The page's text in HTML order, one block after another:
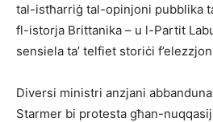
tal-istħarriġ tal-opinjoni pubblika
fl-istorja Brittanika – u l-Partit
sensiela ta’ telfiet storiċi
Diversi ministri anzjani
Starmer bi protesta għan-